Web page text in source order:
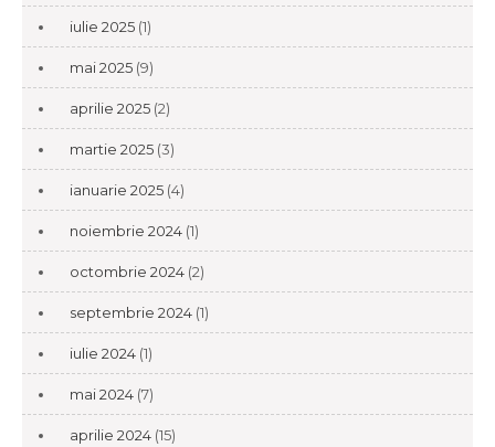
iulie 2025 (1)
mai 2025 (9)
aprilie 2025 (2)
martie 2025 (3)
ianuarie 2025 (4)
noiembrie 2024 (1)
octombrie 2024 (2)
septembrie 2024 (1)
iulie 2024 (1)
mai 2024 (7)
aprilie 2024 (15)